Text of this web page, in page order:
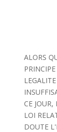
ALORS
CE
LOI
DOUTE